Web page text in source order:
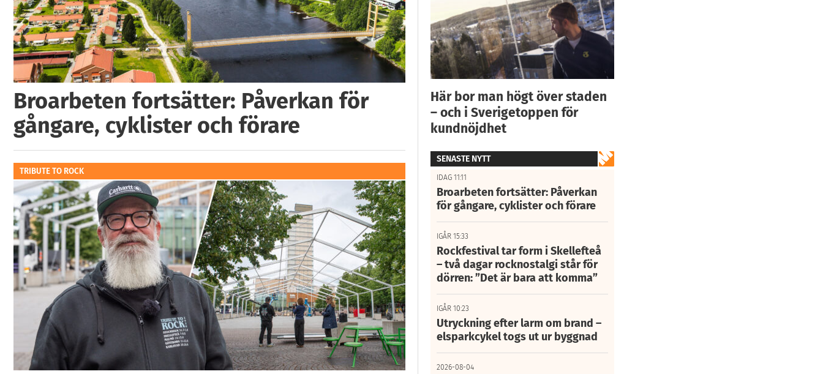
Broarbeten fortsätter: Påverkan för
gångare, cyklister och förare
TRIBUTE TO ROCK
Här bor man högt över staden
– och i Sverigetoppen för
kundnöjdhet
SENASTE NYTT
IDAG 11:11
Broarbeten fortsätter: Påverkan
för gångare, cyklister och förare
IGÅR 15:33
Rockfestival tar form i Skellefteå
– två dagar rocknostalgi står för
dörren: ”Det är bara att komma”
IGÅR 10:23
Utryckning efter larm om brand –
elsparkcykel togs ut ur byggnad
2026-08-04